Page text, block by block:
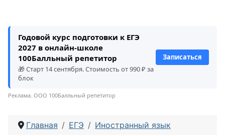
Годовой курс подготовки к ЕГЭ
2027 в онлайн-школе
100Балльный репетитор
🎁 Старт 14 сентября. Стоимость от 990 ₽ за
блок
Записаться
Реклама. ООО 100Балльный репетитор
Главная ЕГЭ Иностранный язык